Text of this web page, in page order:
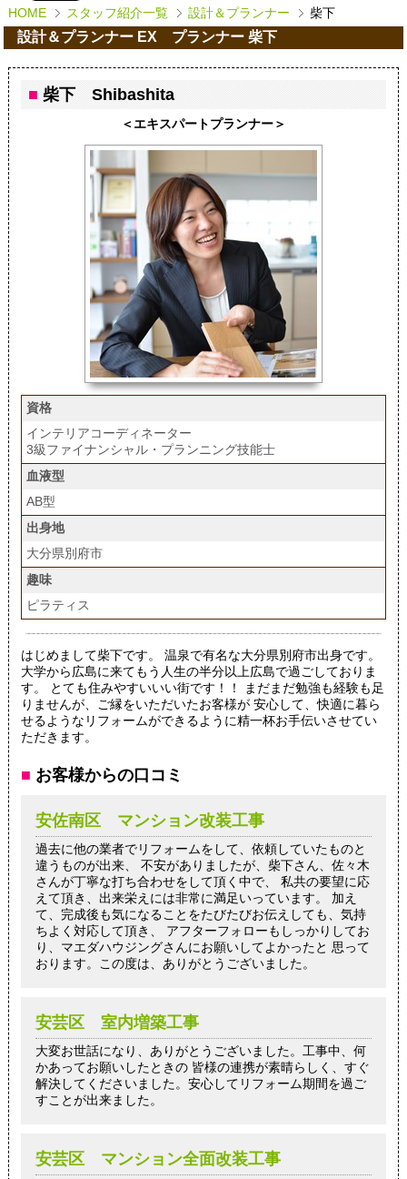
HOME スタッフ紹介一覧 設計＆プランナー 柴下
設計＆プランナー EX プランナー 柴下
■柴下 Shibashita
＜エキスパートプランナー＞
資格
インテリアコーディネーター
3級ファイナンシャル・プランニング技能士
血液型
AB型
出身地
大分県別府市
趣味
ピラティス
はじめまして柴下です。 温泉で有名な大分県別府市出身です。
大学から広島に来てもう人生の半分以上広島で過ごしておりま
す。 とても住みやすいいい街です！！ まだまだ勉強も経験も足
りませんが、ご縁をいただいたお客様が 安心して、快適に暮ら
せるようなリフォームができるように精一杯お手伝いさせてい
ただきます。
■ お客様からの口コミ
安佐南区 マンション改装工事
過去に他の業者でリフォームをして、依頼していたものと
違うものが出来、 不安がありましたが、柴下さん、佐々木
さんが丁寧な打ち合わせをして頂く中で、 私共の要望に応
えて頂き、出来栄えには非常に満足いっています。 加え
て、完成後も気になることをたびたびお伝えしても、気持
ちよく対応して頂き、 アフターフォローもしっかりしてお
り、マエダハウジングさんにお願いしてよかったと 思って
おります。この度は、ありがとうございました。
安芸区 室内増築工事
大変お世話になり、ありがとうございました。工事中、何
かあってお願いしたときの 皆様の連携が素晴らしく、すぐ
解決してくださいました。安心してリフォーム期間を過ご
すことが出来ました。
安芸区 マンション全面改装工事